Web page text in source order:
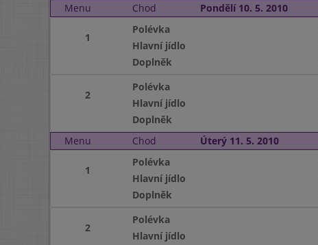
Menu
Chod Pondělí 10. 5. 2010
1
Polévka
Hlavní jídlo
Doplněk
2
Polévka
Hlavní jídlo
Doplněk
Menu
Chod Úterý 11. 5. 2010
1
Polévka
Hlavní jídlo
Doplněk
2
Polévka
Hlavní jídlo